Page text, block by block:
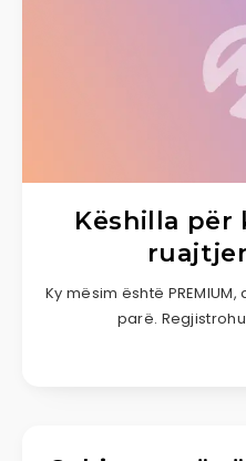
Këshilla
Ky mësim është
parë.